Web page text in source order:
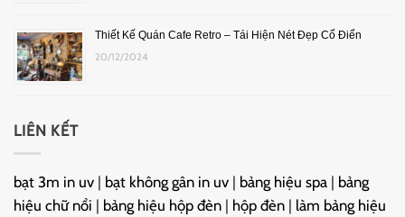
Thiết Kế Quán Cafe Retro – Tái Hiện Nét Đẹp Cổ Điển
20/12/2024
LIÊN KẾT
bạt 3m in uv | bạt không gân in uv | bảng hiệu spa | bảng
hiệu chữ nổi | bảng hiệu hộp đèn | hộp đèn | làm bảng hiệu